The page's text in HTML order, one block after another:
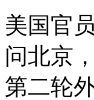
美国官
问北京
第二轮